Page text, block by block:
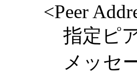
<Peer
指定ピ
メッセ